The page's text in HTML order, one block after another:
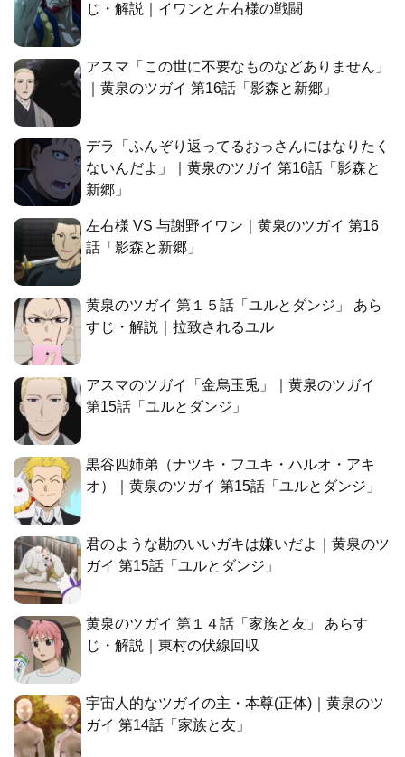
じ・解説｜イワンと左右様の戦闘
アスマ「この世に不要なものなどありません」
｜黄泉のツガイ 第16話「影森と新郷」
デラ「ふんぞり返ってるおっさんにはなりたく
ないんだよ」｜黄泉のツガイ 第16話「影森と
新郷」
左右様 VS 与謝野イワン｜黄泉のツガイ 第16
話「影森と新郷」
黄泉のツガイ 第１５話「ユルとダンジ」 あら
すじ・解説｜拉致されるユル
アスマのツガイ「金烏玉兎」｜黄泉のツガイ
第15話「ユルとダンジ」
黒谷四姉弟（ナツキ・フユキ・ハルオ・アキ
オ）｜黄泉のツガイ 第15話「ユルとダンジ」
君のような勘のいいガキは嫌いだよ｜黄泉のツ
ガイ 第15話「ユルとダンジ」
黄泉のツガイ 第１４話「家族と友」 あらす
じ・解説｜東村の伏線回収
宇宙人的なツガイの主・本尊(正体)｜黄泉のツ
ガイ 第14話「家族と友」